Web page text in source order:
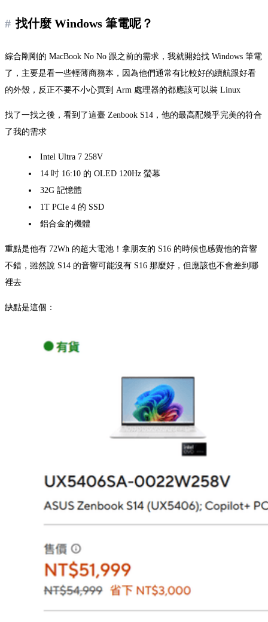
找什麼 Windows 筆電呢？
綜合剛剛的 MacBook No No 跟之前的需求，我就開始找 Windows 筆電
了，主要是看一些輕薄商務本，因為他們通常有比較好的續航跟好看
的外殼，反正不要不小心買到 Arm 處理器的都應該可以裝 Linux
找了一找之後，看到了這臺 Zenbook S14，他的最高配幾乎完美的符合
了我的需求
Intel Ultra 7 258V
14 吋 16:10 的 OLED 120Hz 螢幕
32G 記憶體
1T PCIe 4 的 SSD
鋁合金的機體
重點是他有 72Wh 的超大電池！拿朋友的 S16 的時候也感覺他的音響
不錯，雖然說 S14 的音響可能沒有 S16 那麼好，但應該也不會差到哪
裡去
缺點是這個：